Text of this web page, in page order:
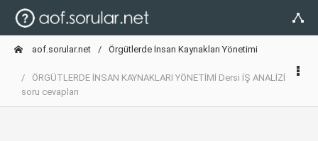
aof.sorular.net Örgütlerde İnsan Kaynakları Yönetimi
ÖRGÜTLERDE İNSAN KAYNAKLARI YÖNETİMİ Dersi İŞ ANALİZİ
soru cevapları